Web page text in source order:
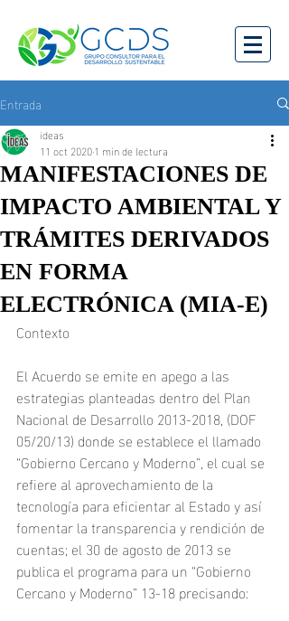
Entrada
MANIFESTACIONES DE
IMPACTO AMBIENTAL Y
TRÁMITES DERIVADOS
EN FORMA
ELECTRÓNICA (MIA-E)
ideas
11 oct 20201 min de lectura
Contexto
El Acuerdo se emite en apego a las
estrategias planteadas dentro del Plan
Nacional de Desarrollo 2013-2018, (DOF
05/20/13) donde se establece el llamado
“Gobierno Cercano y Moderno”, el cual se
refiere al aprovechamiento de la
tecnología para eficientar al Estado y así
fomentar la transparencia y rendición de
cuentas; el 30 de agosto de 2013 se
publica el programa para un “Gobierno
Cercano y Moderno” 13-18 precisando: